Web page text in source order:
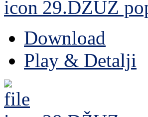
29.DŽUZ
Download
Play & Detalji